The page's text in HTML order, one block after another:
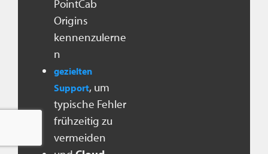
PointCab
Origins
kennenzulerne
n
gezielten
Support, um
typische Fehler
frühzeitig zu
vermeiden